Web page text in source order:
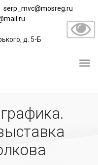
serp_mvc@mosreg.ru
д. 5-Б